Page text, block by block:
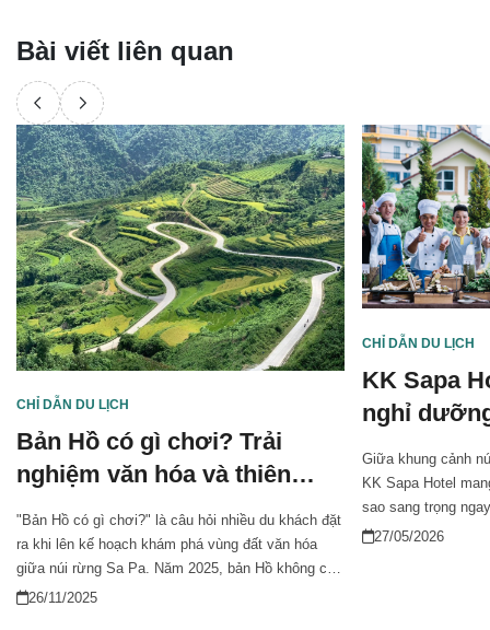
Bài viết liên quan
CHỈ DẪN DU LỊCH
Bản Hồ có gì chơi? Trải
nghiệm văn hóa và thiên
nhiên độc đáo
"Bản Hồ có gì chơi?" là câu hỏi nhiều du khách đặt
ra khi lên kế hoạch khám phá vùng đất văn hóa
giữa núi rừng Sa Pa. Năm 2025, bản Hồ không chỉ
đón bạn bằng cảnh sắc thiên nhiên hùng vĩ mà còn
26/11/2025
CHỈ DẪN DU LỊCH
KK Sapa
nghỉ
Giữa khung cảnh
KK Sapa Hotel
sao sang trọng
với tầm nhìn
27/05/2026